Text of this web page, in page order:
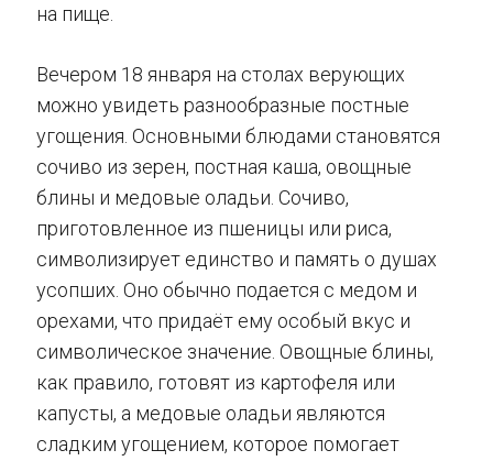
на пище.
Вечером 18 января на столах верующих
можно увидеть разнообразные постные
угощения. Основными блюдами становятся
сочиво из зерен, постная каша, овощные
блины и медовые оладьи. Сочиво,
приготовленное из пшеницы или риса,
символизирует единство и память о душах
усопших. Оно обычно подается с медом и
орехами, что придаёт ему особый вкус и
символическое значение. Овощные блины,
как правило, готовят из картофеля или
капусты, а медовые оладьи являются
сладким угощением, которое помогает